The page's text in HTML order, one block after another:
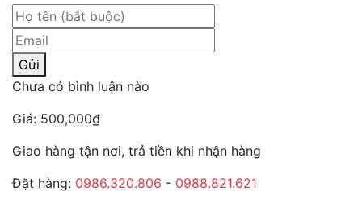
Gửi
Chưa có bình luận nào
Giá: 500,000₫
Giao hàng tận nơi, trả tiền khi nhận hàng
Đặt hàng: 0986.320.806 - 0988.821.621